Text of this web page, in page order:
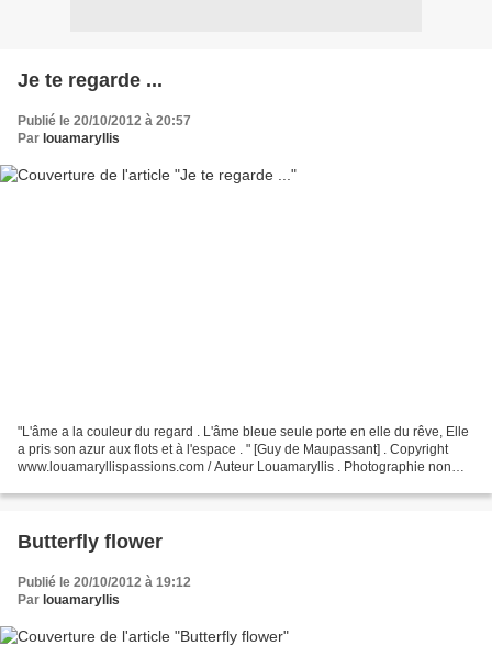
Je te regarde ...
Publié le 20/10/2012 à 20:57
Par louamaryllis
"L'âme a la couleur du regard . L'âme bleue seule porte en elle du rêve, Elle
a pris son azur aux flots et à l'espace . " [Guy de Maupassant] . Copyright
www.louamaryllispassions.com / Auteur Louamaryllis . Photographie non
Butterfly flower
Publié le 20/10/2012 à 19:12
Par louamaryllis